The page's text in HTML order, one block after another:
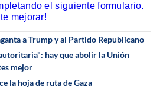
el siguiente formulario.
mejorar!
a Trump y al Partido Republicano
hay que abolir la Unión
mejor
la hoja de ruta de Gaza